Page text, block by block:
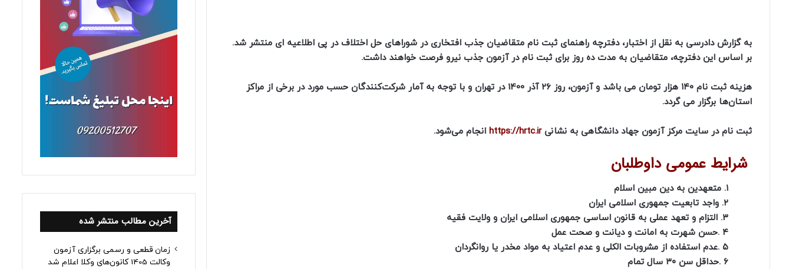
به گزارش دادرسی به نقل از اختبار، دفترچه راهنمای ثبت نام متقاضیان جذب افتخاری در شوراهای حل اختلاف در پی اطلاعیه ای منتشر شد.
بر اساس این دفترچه، متقاضیان به مدت ده روز برای ثبت نام در آزمون جذب نیرو فرصت خواهند داشت.
هزینه ثبت نام ۱۴۰ هزار تومان می باشد و آزمون، روز ۲۶ آذر 1400 در تهران و با توجه به آمار شرکت‌کنندگان حسب مورد در برخی از مراکز
استان‌ها برگزار می گردد.
ثبت نام در سایت مرکز آزمون جهاد دانشگاهی به نشانیhttps://hrtc.ir انجام می‌شود.
شرایط عمومی داوطلبان
۱. متعهدین به دین مبین اسلام
۲. واجد تابعیت جمهوری اسلامی ایران
۳. التزام و تعهد عملی به قانون اساسی جمهوری اسلامی ایران و ولایت فقیه
۴ .حسن شهرت به امانت و دیانت و صحت عمل
۵ .عدم استفاده از مشروبات الکلی و عدم اعتیاد به مواد مخدر یا روانگردان
۶ .حداقل سن ۳۰ سال تمام
آخرین مطالب منتشر شده
زمان قطعی و رسمی برگزاری آزمون
وکالت 1405 کانون‌های وکلا اعلام شد